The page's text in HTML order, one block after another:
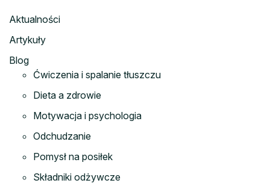
Aktualności
Artykuły
Blog
Ćwiczenia i spalanie tłuszczu
Dieta a zdrowie
Motywacja i psychologia
Odchudzanie
Pomysł na posiłek
Składniki odżywcze